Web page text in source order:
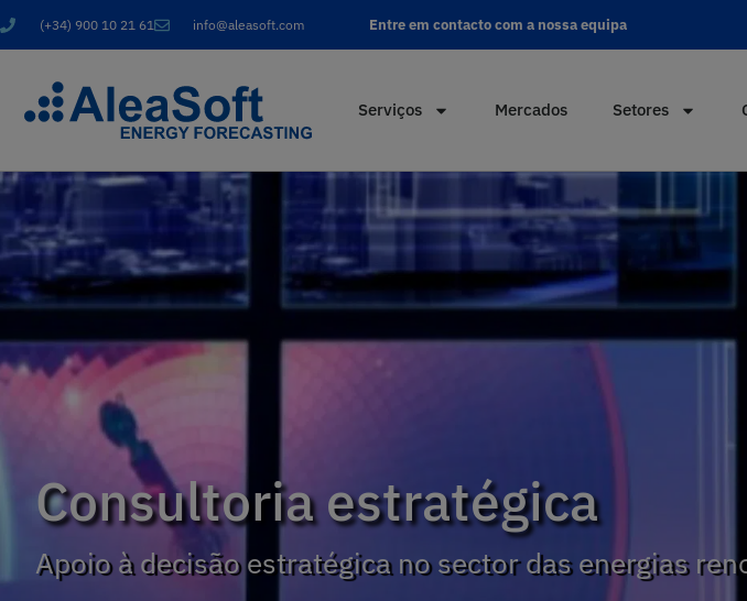
(+34) 900 10 21 61 info@aleasoft.com Entre em contacto com a nossa equipa
Serviços Mercados Setores
Consultoria estratégica
Apoio à decisão estratégica no sector das energias